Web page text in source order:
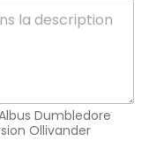
Dumbledore
Ollivander